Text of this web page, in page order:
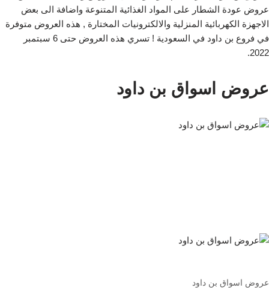
عروض عودة الشطار على المواد الغذائية المتنوعة واضافة الى بعض
الاجهزة الكهربائية المنزلية والالكترونيات المختارة , هذه العروض متوفرة
في فروع بن داود في السعودية ! تسري هذه العروض حتى 6 سبتمبر
2022.
عروض اسواق بن داود
عروض اسواق بن داود